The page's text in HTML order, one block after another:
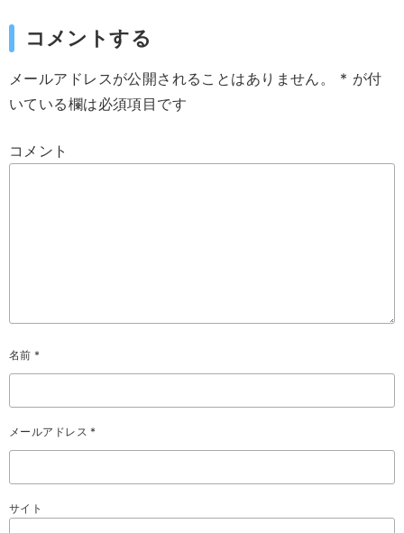
コメントする
メールアドレスが公開されることはありません。 * が付
いている欄は必須項目です
コメント
名前*
メールアドレス*
サイト